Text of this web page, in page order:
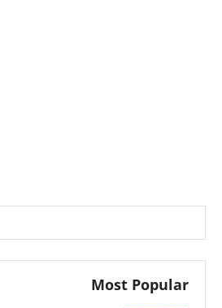
Most Popular